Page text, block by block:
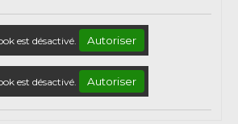
est désactivé. Autoriser
est désactivé. Autoriser